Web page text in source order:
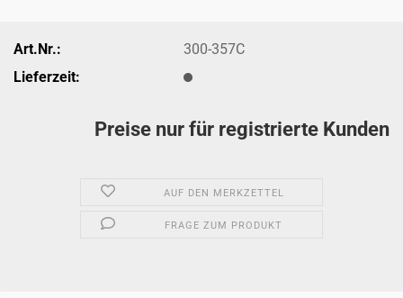
Art.Nr.:
300-357C
Lieferzeit:
Preise nur für registrierte Kunden
AUF DEN MERKZETTEL
FRAGE ZUM PRODUKT